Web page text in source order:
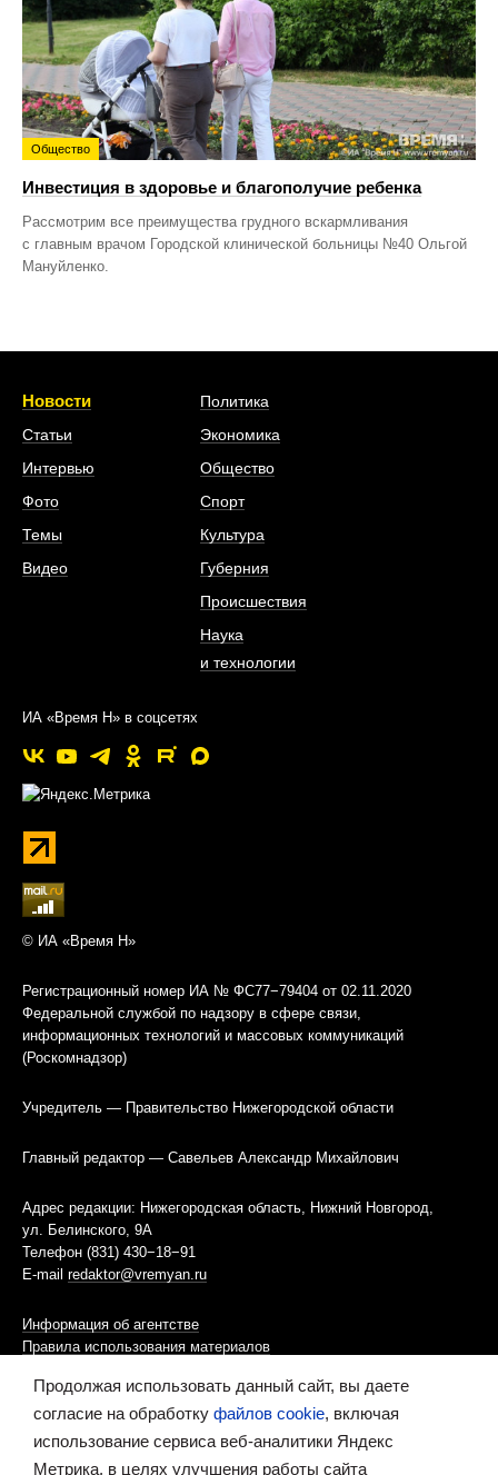
Общество
Инвестиция в здоровье и благополучие ребенка
Рассмотрим все преимущества грудного вскармливания
с главным врачом Городской клинической больницы №40 Ольгой
Мануйленко.
Новости
Статьи
Интервью
Фото
Темы
Видео
Политика
Экономика
Общество
Спорт
Культура
Губерния
Происшествия
Наука
и технологии
ИА «Время Н» в соцсетях
© ИА «Время Н»
Регистрационный номер ИА № ФС77−79404 от 02.11.2020
Федеральной службой по надзору в сфере связи,
информационных технологий и массовых коммуникаций
(Роскомнадзор)
Учредитель — Правительство Нижегородской области
Главный редактор — Савельев Александр Михайлович
Адрес редакции: Нижегородская область, Нижний Новгород,
ул. Белинского, 9А
Телефон (831) 430−18−91
E-mail redaktor@vremyan.ru
Информация об агентстве
Правила использования материалов
Информационная политика использования «cookies»-файлов
Ресурс содержит материалы 16+
Продолжая использовать данный сайт, вы даете
согласие на обработку файлов cookie, включая
использование сервиса веб-аналитики Яндекс
Метрика, в целях улучшения работы сайта